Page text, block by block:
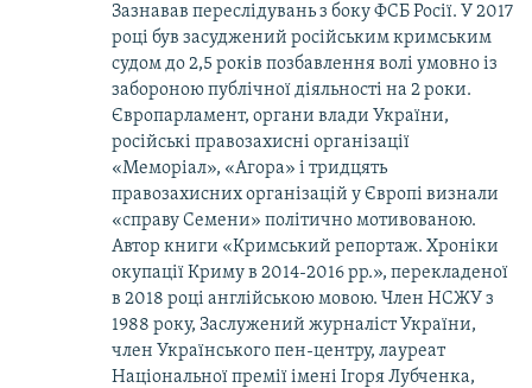
Зазнавав переслідувань з боку ФСБ Росії. У 2017
році був засуджений російським кримським
судом до 2,5 років позбавлення волі умовно із
забороною публічної діяльності на 2 роки.
Європарламент, органи влади України,
російські правозахисні організації
«Меморіал», «Агора» і тридцять
правозахисних організацій у Європі визнали
«справу Семени» політично мотивованою.
Автор книги «Кримський репортаж. Хроніки
окупації Криму в 2014-2016 рр.», перекладеної
в 2018 році англійською мовою. Член НСЖУ з
1988 року, Заслужений журналіст України,
член Українського пен-центру, лауреат
Національної премії імені Ігоря Лубченка,